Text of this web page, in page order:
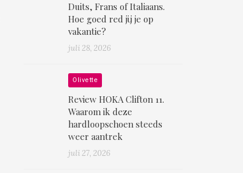
Duits, Frans of Italiaans.
Hoe goed red jij je op
vakantie?
juli 28, 2026
Olivette
Review HOKA Clifton 11.
Waarom ik deze
hardloopschoen steeds
weer aantrek
juli 27, 2026